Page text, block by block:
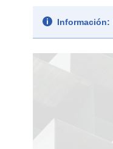
Información: